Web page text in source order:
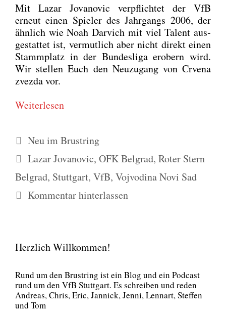
Mit Lazar Jova­no­vic ver­pflich­tet der VfB
erneut einen Spie­ler des Jahr­gangs 2006, der
ähn­lich wie Noah Dar­vich mit viel Talent aus­
ge­stat­tet ist, ver­mut­lich aber nicht direkt einen
Stamm­platz in der Bun­des­li­ga erobern wird.
Wir stel­len Euch den Neu­zu­gang von Crve­na
zvez­da vor.
Wei­ter­le­sen
Kategorien
Neu im Brustring
Schlagwörter
Lazar Jovanovic, OFK Belgrad, Roter Stern
Belgrad, Stuttgart, VfB, Vojvodina Novi Sad
Kommentar hinterlassen
Herzlich Willkommen!
Rund um den Brust­ring ist ein Blog und ein Pod­cast
rund um den VfB Stutt­gart. Es schrei­ben und reden
Andre­as, Chris, Eric, Jan­nick, Jen­ni, Lenn­art, Stef­fen
und Tom